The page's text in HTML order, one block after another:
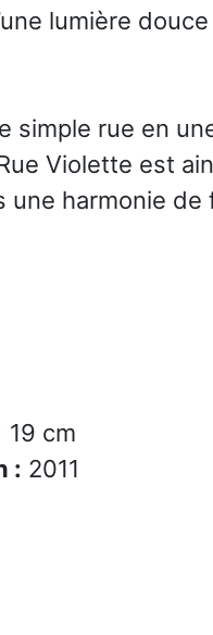
lumière
simple rue en
Violette est
une harmonie
19 cm
: 2011